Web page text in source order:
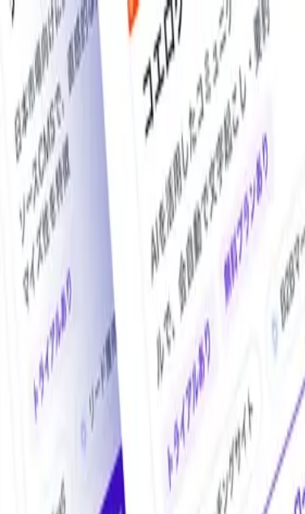
O!Product AI（オープロダクト）は、日本最大級